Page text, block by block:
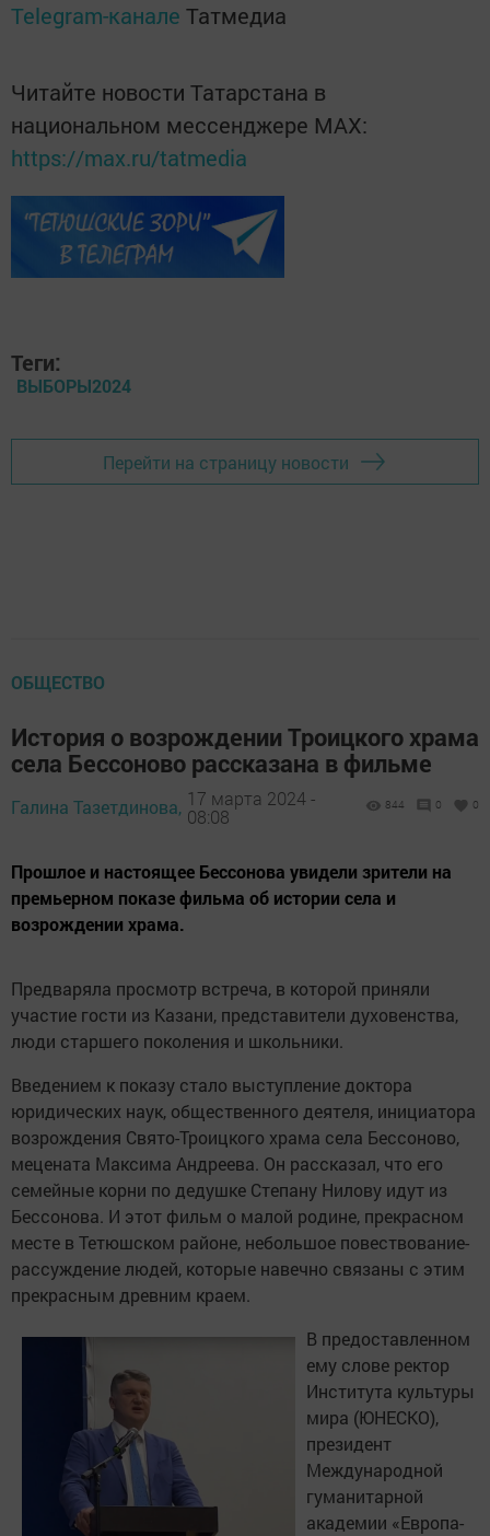
Telegram-канале Татмедиа
Читайте новости Татарстана в
национальном мессенджере MАХ:
https://max.ru/tatmedia
Теги:
ВЫБОРЫ2024
Перейти на страницу новости
ОБЩЕСТВО
История о возрождении Троицкого храма
села Бессоново рассказана в фильме
Галина Тазетдинова, 17 марта 2024 -
08:08
844 0 0
Прошлое и настоящее Бессонова увидели зрители на
премьерном показе фильма об истории села и
возрождении храма.
Предваряла просмотр встреча, в которой приняли
участие гости из Казани, представители духовенства,
люди старшего поколения и школьники.
Введением к показу стало выступление доктора
юридических наук, общественного деятеля, инициатора
возрождения Свято-Троицкого храма села Бессоново,
мецената Максима Андреева. Он рассказал, что его
семейные корни по дедушке Степану Нилову идут из
Бессонова. И этот фильм о малой родине, прекрасном
месте в Тетюшском районе, небольшое повествование-
рассуждение людей, которые навечно связаны с этим
прекрасным древним краем.
В предоставленном
ему слове ректор
Института культуры
мира (ЮНЕСКО),
президент
Международной
гуманитарной
академии «Европа-